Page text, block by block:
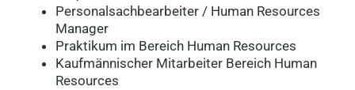
Personalsachbearbeiter / Human Resources
Manager
Praktikum im Bereich Human Resources
Kaufmännischer Mitarbeiter Bereich Human
Resources